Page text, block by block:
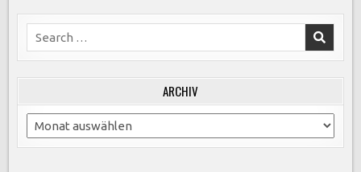
ERHÖHEN
PRODUKTIVITÄT
Beiträge
Search
for:
ARCHIV
Archiv